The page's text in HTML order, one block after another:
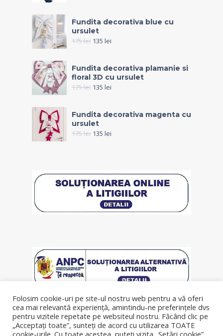
Fundita decorativa blue cu
ursulet
175lei 135 lei
Fundita decorativa plamanie si
floral 3D cu ursulet
175lei 135 lei
Fundita decorativa magenta cu
ursulet
175lei 135 lei
Folosim cookie-uri pe site-ul nostru web pentru a vă oferi
cea mai relevantă experiență, amintindu-ne preferințele dvs
pentru vizitele repetate pe websiteul nostru. Făcând clic pe
„Acceptați toate”, sunteți de acord cu utilizarea TOATE
cookie-urile. Cu toate acestea, puteți vizita „Setări cookie”